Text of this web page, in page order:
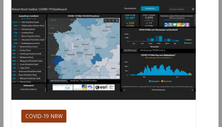
COVID-19 NRW